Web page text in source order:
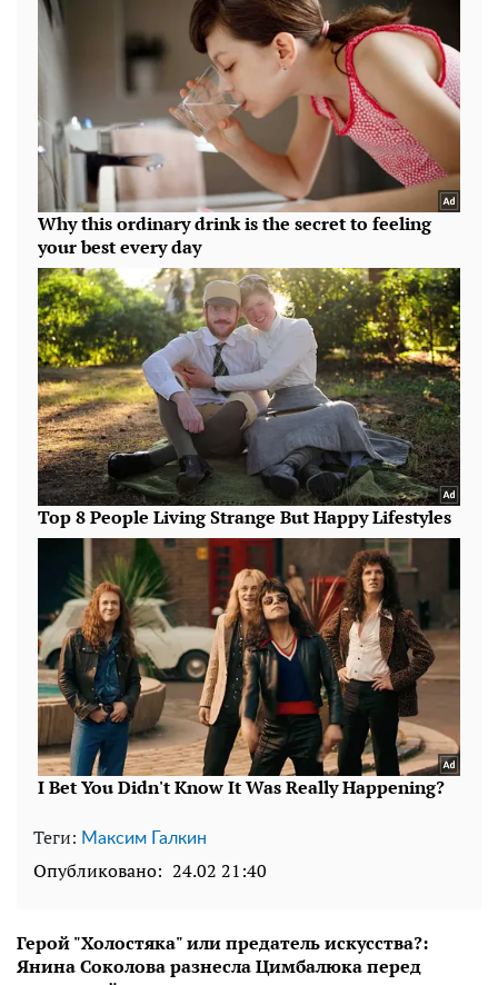
Теги: Максим Галкин
Опубликовано: 24.02 21:40
Герой "Холостяка" или предатель искусства?:
Янина Соколова разнесла Цимбалюка перед